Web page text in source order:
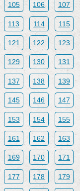
105 106 107
113 114 115
121 122 123
129 130 131
137 138 139
145 146 147
153 154 155
161 162 163
169 170 171
177 178 179